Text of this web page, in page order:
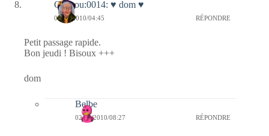
Coucou:0014: ♥ dom ♥
02/12/2010/04:45 RÉPONDRE
Petit passage rapide.
Bon jeudi ! Bisoux +++
dom
Belbe
02/12/2010/08:27 RÉPONDRE